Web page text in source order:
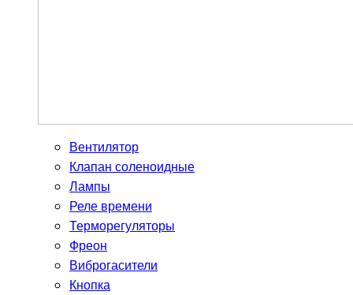
Вентилятор
Клапан соленоидные
Лампы
Реле времени
Терморегуляторы
Фреон
Виброгасители
Кнопка